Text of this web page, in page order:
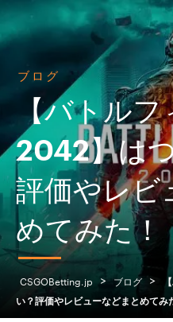
ブログ
【バトル
2042】は
評価やレビ
めてみた！
CSGOBetting.jp > ブログ >
い？評価やレビューなどまとめてみ